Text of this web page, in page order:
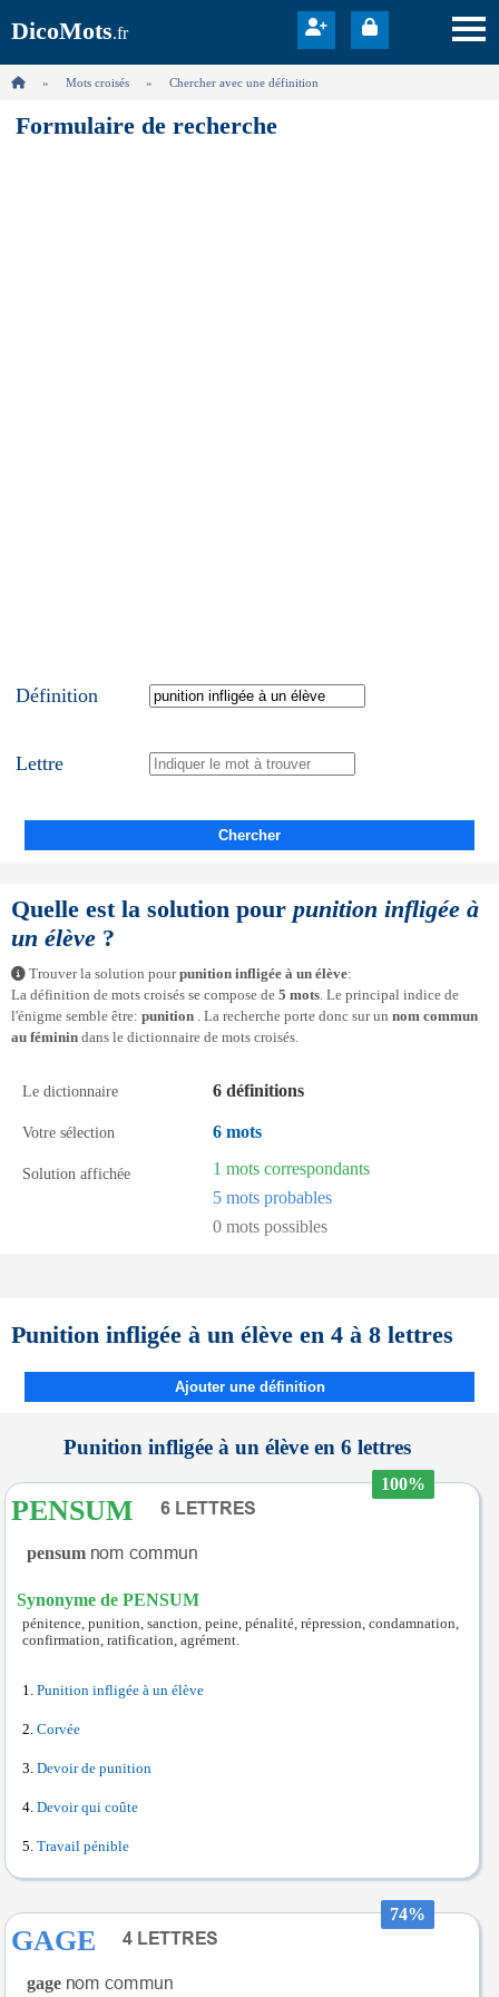
DicoMots.fr
Mots croisés Chercher avec une définition
Formulaire de recherche
Définition
Lettre
Chercher
Quelle est la solution pour punition infligée à
un élève ?
Trouver la solution pourpunition infligée à un élève:
La définition de mots croisés se compose de 5 mots. Le principal indice de
l'énigme semble être: punition . La recherche porte donc sur un nom commun
au féminin dans le dictionnaire de mots croisés.
Le dictionnaire 6 définitions
Votre sélection 6 mots
Solution affichée
1 mots correspondants
5 mots probables
0 mots possibles
Punition infligée à un élève en 4 à 8 lettres
Ajouter une définition
Punition infligée à un élève en 6 lettres
100%
PENSUM
pensum
Synonyme de PENSUM
pénitence, punition, sanction, peine, pénalité, répression, condamnation,
confirmation, ratification, agrément.
Punition infligée à un élève
Corvée
Devoir de punition
Devoir qui coûte
Travail pénible
74%
GAGE
gage